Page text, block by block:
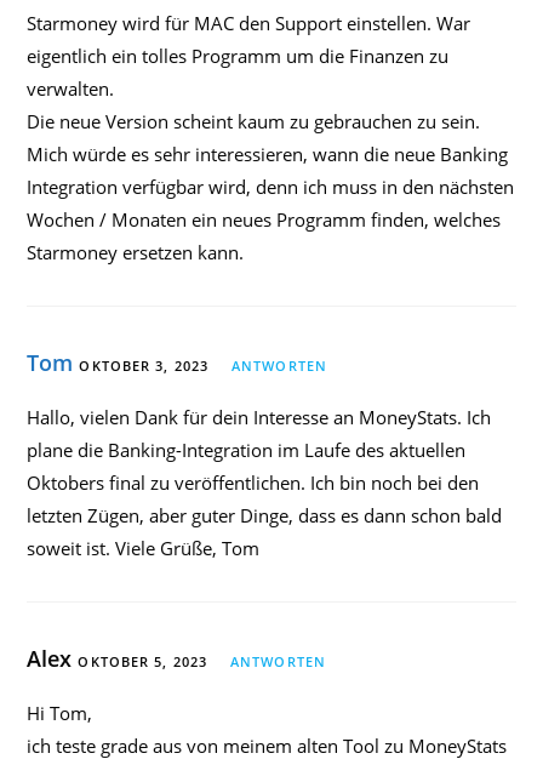
Starmoney wird für MAC den Support einstellen. War
eigentlich ein tolles Programm um die Finanzen zu
verwalten.
Die neue Version scheint kaum zu gebrauchen zu sein.
Mich würde es sehr interessieren, wann die neue Banking
Integration verfügbar wird, denn ich muss in den nächsten
Wochen / Monaten ein neues Programm finden, welches
Starmoney ersetzen kann.
Tom OKTOBER 3, 2023 ANTWORTEN
Hallo, vielen Dank für dein Interesse an MoneyStats. Ich
plane die Banking-Integration im Laufe des aktuellen
Oktobers final zu veröffentlichen. Ich bin noch bei den
letzten Zügen, aber guter Dinge, dass es dann schon bald
soweit ist. Viele Grüße, Tom
AlexOKTOBER 5, 2023 ANTWORTEN
Hi Tom,
ich teste grade aus von meinem alten Tool zu MoneyStats